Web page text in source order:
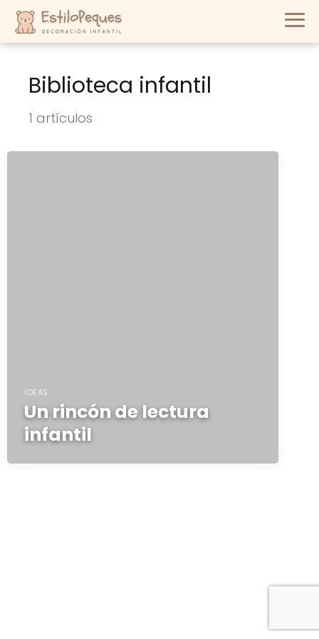
Biblioteca infantil
1 artículos
IDEAS
Un rincón de lectura
infantil